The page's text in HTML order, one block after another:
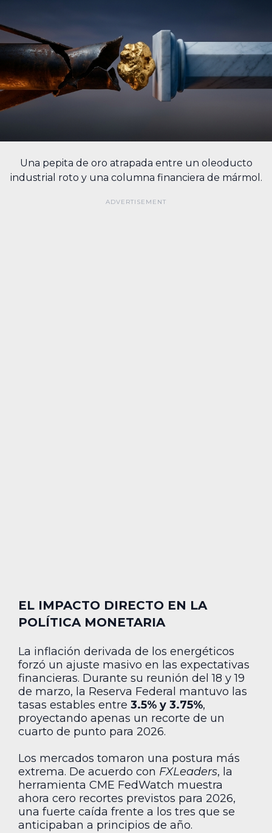
Una pepita de oro atrapada entre un oleoducto
industrial roto y una columna financiera de mármol.
EL IMPACTO DIRECTO EN LA
POLÍTICA MONETARIA
La inflación derivada de los energéticos
forzó un ajuste masivo en las expectativas
financieras. Durante su reunión del 18 y 19
de marzo, la Reserva Federal mantuvo las
tasas estables entre 3.5% y 3.75%,
proyectando apenas un recorte de un
cuarto de punto para 2026.
Los mercados tomaron una postura más
extrema. De acuerdo con FXLeaders, la
herramienta CME FedWatch muestra
ahora cero recortes previstos para 2026,
una fuerte caída frente a los tres que se
anticipaban a principios de año.